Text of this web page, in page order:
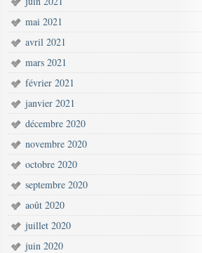
mai 2021
avril 2021
mars 2021
février 2021
janvier 2021
décembre 2020
novembre 2020
octobre 2020
septembre 2020
août 2020
juillet 2020
juin 2020